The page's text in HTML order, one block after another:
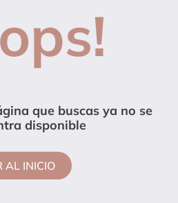
que buscas ya no se
disponible
AL INICIO